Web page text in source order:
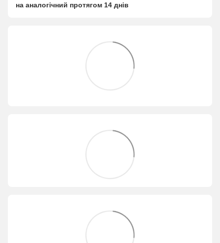
на аналогічний протягом 14 днів